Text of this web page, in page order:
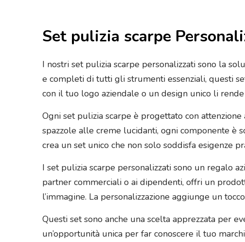
Set pulizia scarpe
I nostri set pulizia scarpe personalizzati sono la
e completi di tutti gli strumenti essenziali, questi
con il tuo logo aziendale o un design unico li rende
Ogni set pulizia scarpe è progettato con
spazzole alle creme lucidanti, ogni componente è
crea un set unico che non solo soddisfa esigenze
I set pulizia scarpe personalizzati sono un regalo
partner commerciali o ai dipendenti, offri un
l’immagine. La personalizzazione aggiunge un
Questi set sono anche una scelta apprezzata per
un’opportunità unica per far conoscere il tuo